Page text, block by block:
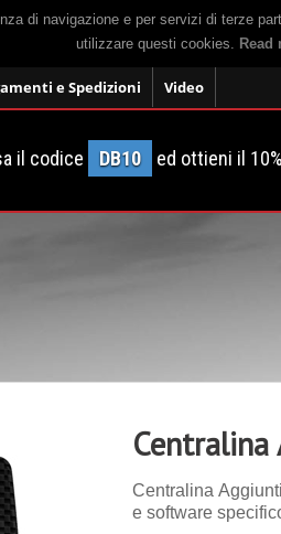
di navigazione e per servizi di terze
utilizzare questi cookies. Read
e Spedizioni Video
il codice DB10 ed ottieni il
Centralina
e software